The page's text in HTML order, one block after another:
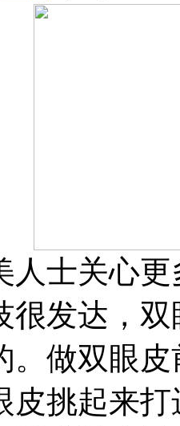
士关心更
很发达，
。做双眼
皮挑起来